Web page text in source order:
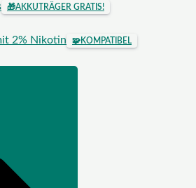
🎁AKKUTRÄGER GRATIS!
2% Nikotin
🧩KOMPATIBEL